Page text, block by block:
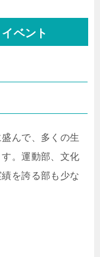
ベント
んで、多くの生
。運動部、文化
を誇る部も少な